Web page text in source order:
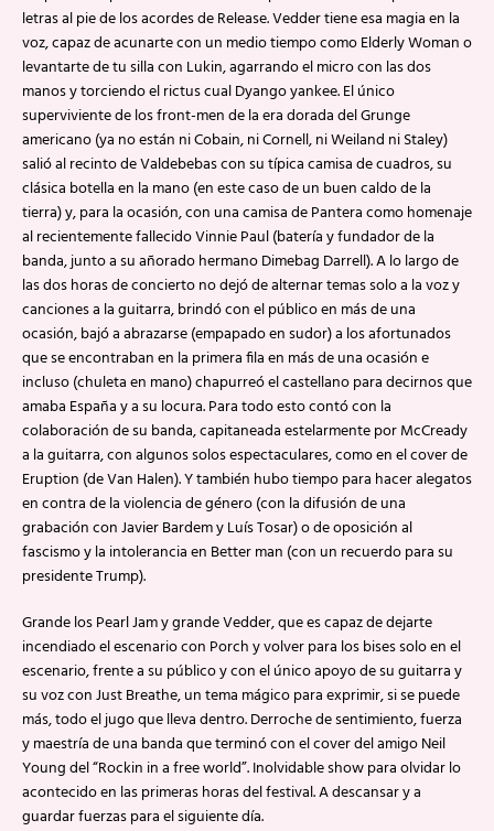
letras al pie de los acordes de Release. Vedder tiene esa magia en la
voz, capaz de acunarte con un medio tiempo como Elderly Woman o
levantarte de tu silla con Lukin, agarrando el micro con las dos
manos y torciendo el rictus cual Dyango yankee. El único
superviviente de los front-men de la era dorada del Grunge
americano (ya no están ni Cobain, ni Cornell, ni Weiland ni Staley)
salió al recinto de Valdebebas con su típica camisa de cuadros, su
clásica botella en la mano (en este caso de un buen caldo de la
tierra) y, para la ocasión, con una camisa de Pantera como homenaje
al recientemente fallecido Vinnie Paul (batería y fundador de la
banda, junto a su añorado hermano Dimebag Darrell). A lo largo de
las dos horas de concierto no dejó de alternar temas solo a la voz y
canciones a la guitarra, brindó con el público en más de una
ocasión, bajó a abrazarse (empapado en sudor) a los afortunados
que se encontraban en la primera fila en más de una ocasión e
incluso (chuleta en mano) chapurreó el castellano para decirnos que
amaba España y a su locura. Para todo esto contó con la
colaboración de su banda, capitaneada estelarmente por McCready
a la guitarra, con algunos solos espectaculares, como en el cover de
Eruption (de Van Halen). Y también hubo tiempo para hacer alegatos
en contra de la violencia de género (con la difusión de una
grabación con Javier Bardem y Luís Tosar) o de oposición al
fascismo y la intolerancia en Better man (con un recuerdo para su
presidente Trump).
Grande los Pearl Jam y grande Vedder, que es capaz de dejarte
incendiado el escenario con Porch y volver para los bises solo en el
escenario, frente a su público y con el único apoyo de su guitarra y
su voz con Just Breathe, un tema mágico para exprimir, si se puede
más, todo el jugo que lleva dentro. Derroche de sentimiento, fuerza
y maestría de una banda que terminó con el cover del amigo Neil
Young del “Rockin in a free world”. Inolvidable show para olvidar lo
acontecido en las primeras horas del festival. A descansar y a
guardar fuerzas para el siguiente día.